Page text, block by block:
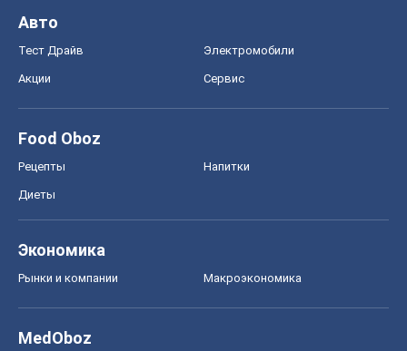
Авто
Тест Драйв Электромобили
Акции Сервис
Food Oboz
Рецепты Напитки
Диеты
Экономика
Рынки и компании Mакроэкономика
MedOboz